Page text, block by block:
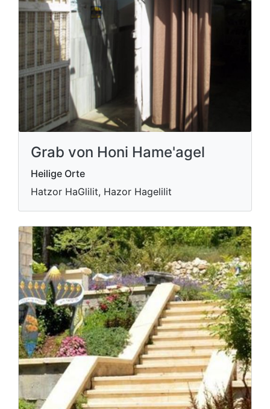
Grab von Honi Hame'agel
Heilige Orte
Hatzor HaGlilit, Hazor Hagelilit